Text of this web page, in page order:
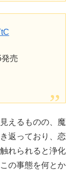
売
えるものの、魔
返っており、恋
れられると浄化
の事態を何とか